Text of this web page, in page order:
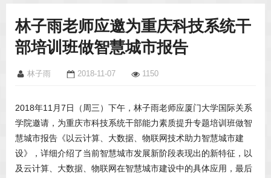
林子雨老师应邀为重庆科技系统干
部培训班做智慧城市报告
林子雨 2018-11-07 1150
2018年11月7日（周三）下午，林子雨老师应厦门大学国际关系
学院邀请，为重庆市科技系统干部能力素质提升专题培训班做智
慧城市报告《以云计算、大数据、物联网技术助力智慧城市建
设》，详细介绍了当前智慧城市发展新阶段表现出的新特征，以
及云计算、大数据、物联网在智慧城市建设中的具体应用，最后